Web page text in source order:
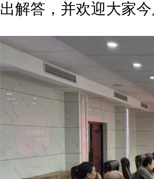
出解答，并欢迎大家